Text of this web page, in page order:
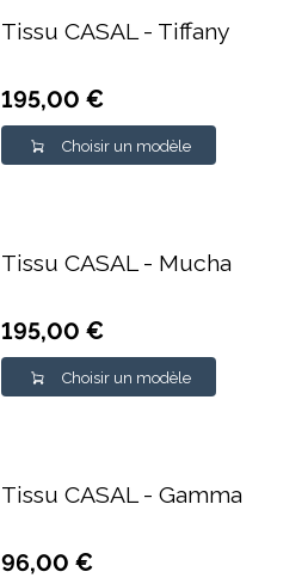
Tissu CASAL - Tiffany
195,00 €
Choisir un modèle
Tissu CASAL - Mucha
195,00 €
Choisir un modèle
Tissu CASAL - Gamma
96,00 €